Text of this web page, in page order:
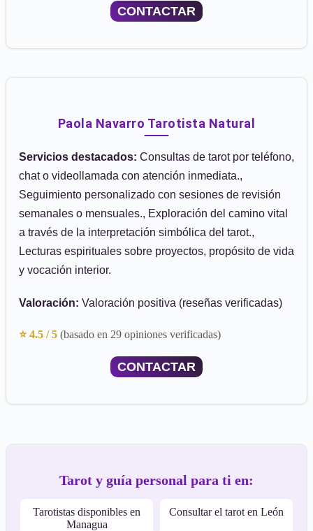
CONTACTAR
Paola Navarro Tarotista Natural
Servicios destacados: Consultas de tarot por teléfono,
chat o videollamada con atención inmediata.,
Seguimiento personalizado con sesiones de revisión
semanales o mensuales., Exploración del camino vital
a través de la interpretación simbólica del tarot.,
Lecturas espirituales sobre proyectos, propósito de vida
y vocación interior.
Valoración: Valoración positiva (reseñas verificadas)
⭐ 4.5 / 5 (basado en 29 opiniones verificadas)
CONTACTAR
Tarot y guía personal para ti en:
Tarotistas disponibles en
Managua
Consultar el tarot en León